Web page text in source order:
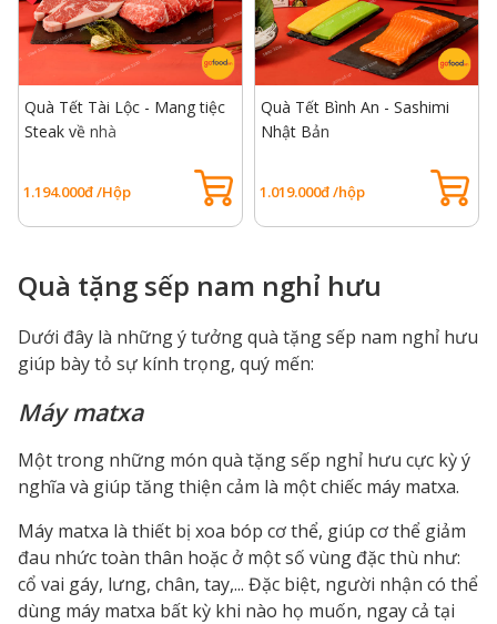
Quà Tết Tài Lộc - Mang tiệc
Steak về nhà
1.194.000đ /Hộp
Quà Tết Bình An - Sashimi
Nhật Bản
1.019.000đ /hộp
Quà tặng sếp nam nghỉ hưu
Dưới đây là những ý tưởng quà tặng sếp nam nghỉ hưu
giúp bày tỏ sự kính trọng, quý mến:
Máy matxa
Một trong những món quà tặng sếp nghỉ hưu cực kỳ ý
nghĩa và giúp tăng thiện cảm là một chiếc máy matxa.
Máy matxa là thiết bị xoa bóp cơ thể, giúp cơ thể giảm
đau nhức toàn thân hoặc ở một số vùng đặc thù như:
cổ vai gáy, lưng, chân, tay,... Đặc biệt, người nhận có thể
dùng máy matxa bất kỳ khi nào họ muốn, ngay cả tại